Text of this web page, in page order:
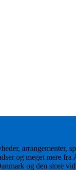
arrangementer,
og meget mere fra
og den store